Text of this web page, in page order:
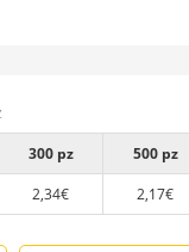
300 pz 500 pz
2,34€ 2,17€